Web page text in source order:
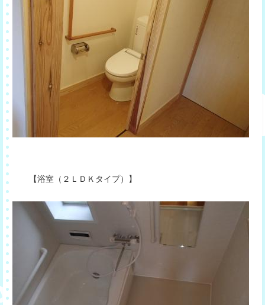
【浴室（２ＬＤＫタイプ）】